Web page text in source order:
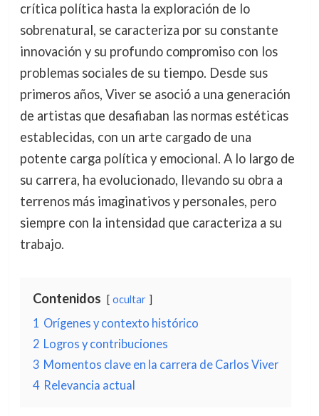
crítica política hasta la exploración de lo
sobrenatural, se caracteriza por su constante
innovación y su profundo compromiso con los
problemas sociales de su tiempo. Desde sus
primeros años, Viver se asoció a una generación
de artistas que desafiaban las normas estéticas
establecidas, con un arte cargado de una
potente carga política y emocional. A lo largo de
su carrera, ha evolucionado, llevando su obra a
terrenos más imaginativos y personales, pero
siempre con la intensidad que caracteriza a su
trabajo.
Contenidos ocultar
1 Orígenes y contexto histórico
2 Logros y contribuciones
3 Momentos clave en la carrera de Carlos Viver
4 Relevancia actual